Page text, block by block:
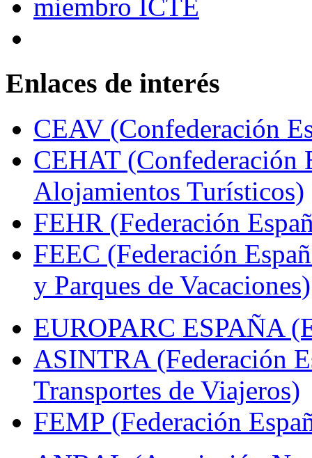
Enlaces de interés
CEAV (Confederación
CEHAT (Confederación
Alojamientos Turísticos)
FEHR (Federación
FEEC (Federación
y Parques de Vacaciones)
EUROPARC ESPAÑA
ASINTRA (Federación
Transportes de Viajeros)
FEMP (Federación